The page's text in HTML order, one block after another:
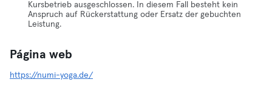
Kursbetrieb ausgeschlossen. In diesem Fall besteht kein
Anspruch auf Rückerstattung oder Ersatz der gebuchten
Leistung.
Página web
https://numi-yoga.de/